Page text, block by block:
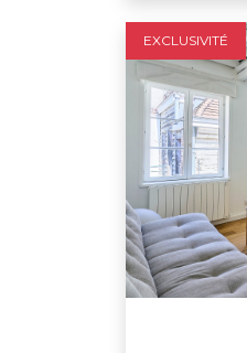
EXCLUSIVITÉ